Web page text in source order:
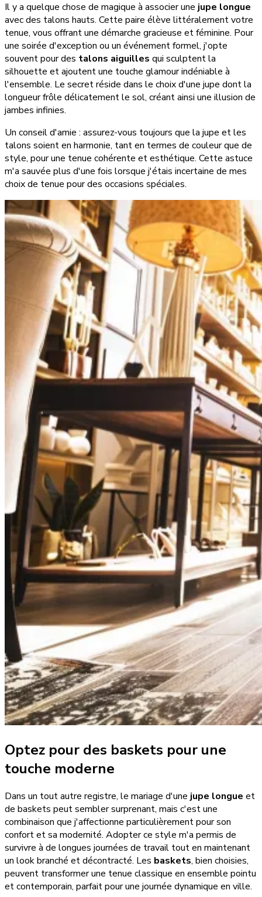
Il y a quelque chose de magique à associer unejupe longue
avec des talons hauts. Cette paire élève littéralement votre
tenue, vous offrant une démarche gracieuse et féminine. Pour
une soirée d'exception ou un événement formel, j'opte
souvent pour des talons aiguilles qui sculptent la
silhouette et ajoutent une touche glamour indéniable à
l'ensemble. Le secret réside dans le choix d'une jupe dont la
longueur frôle délicatement le sol, créant ainsi une illusion de
jambes infinies.
Un conseil d'amie : assurez-vous toujours que la jupe et les
talons soient en harmonie, tant en termes de couleur que de
style, pour une tenue cohérente et esthétique. Cette astuce
m'a sauvée plus d'une fois lorsque j'étais incertaine de mes
choix de tenue pour des occasions spéciales.
Optez pour des baskets pour une
touche moderne
Dans un tout autre registre, le mariage d'une jupe longue et
de baskets peut sembler surprenant, mais c'est une
combinaison que j'affectionne particulièrement pour son
confort et sa modernité. Adopter ce style m'a permis de
survivre à de longues journées de travail tout en maintenant
un look branché et décontracté. Les baskets, bien choisies,
peuvent transformer une tenue classique en ensemble pointu
et contemporain, parfait pour une journée dynamique en ville.